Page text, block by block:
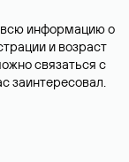
всю информацию о
и возраст
связаться с
заинтересовал.